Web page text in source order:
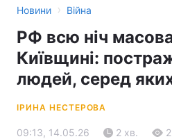
Новини › Війна
РФ всю ніч
Київщині:
людей, серед
ІРИНА НЕСТЕРОВА
09:13, 14.05.26 2 хв.